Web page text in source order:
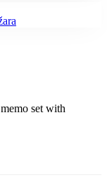
set with